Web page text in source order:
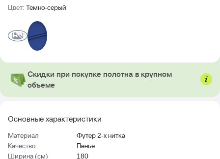
Основные характеристики
Материал
Футер 2-х нитка
Качество
Пенье
Ширина (см)
180
Цвет: Темно-серый
Скидки при покупке полотна в крупном
объеме